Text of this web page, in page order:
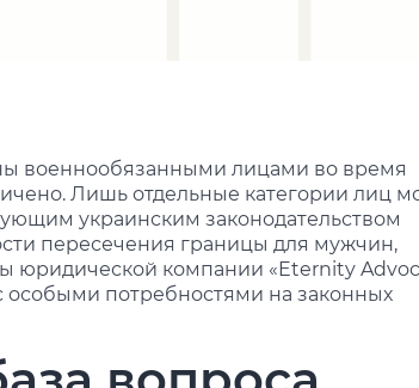
военнообязанными лицами во время
Лишь отдельные категории лиц
украинским законодательством
пересечения границы для мужчин,
юридической компании «Eternity
потребностями на законных